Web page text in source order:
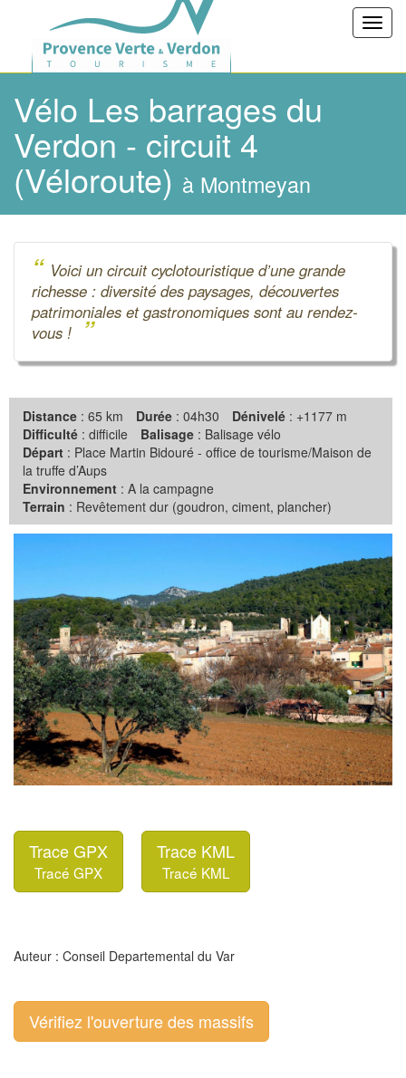
Vélo Les barrages du
Verdon - circuit 4
(Véloroute) à Montmeyan
“ Voici un circuit cyclotouristique d’une grande
richesse : diversité des paysages, découvertes
patrimoniales et gastronomiques sont au rendez-
vous !
”
Distance : 65 km Durée : 04h30 Dénivelé : +1177 m
Difficulté : difficile Balisage : Balisage vélo
Départ : Place Martin Bidouré - office de tourisme/Maison de
la truffe d’Aups
Environnement : A la campagne
Terrain : Revêtement dur (goudron, ciment, plancher)
Trace GPX
Tracé GPX
Trace KML
Tracé KML
Auteur : Conseil Departemental du Var
Vérifiez l'ouverture des massifs